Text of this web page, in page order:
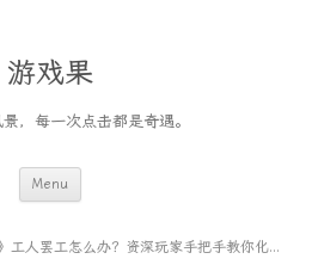
游戏果
，每一次点击都是奇遇。
Menu
content
工人罢工怎么办？资深玩家手把手教你化解危机